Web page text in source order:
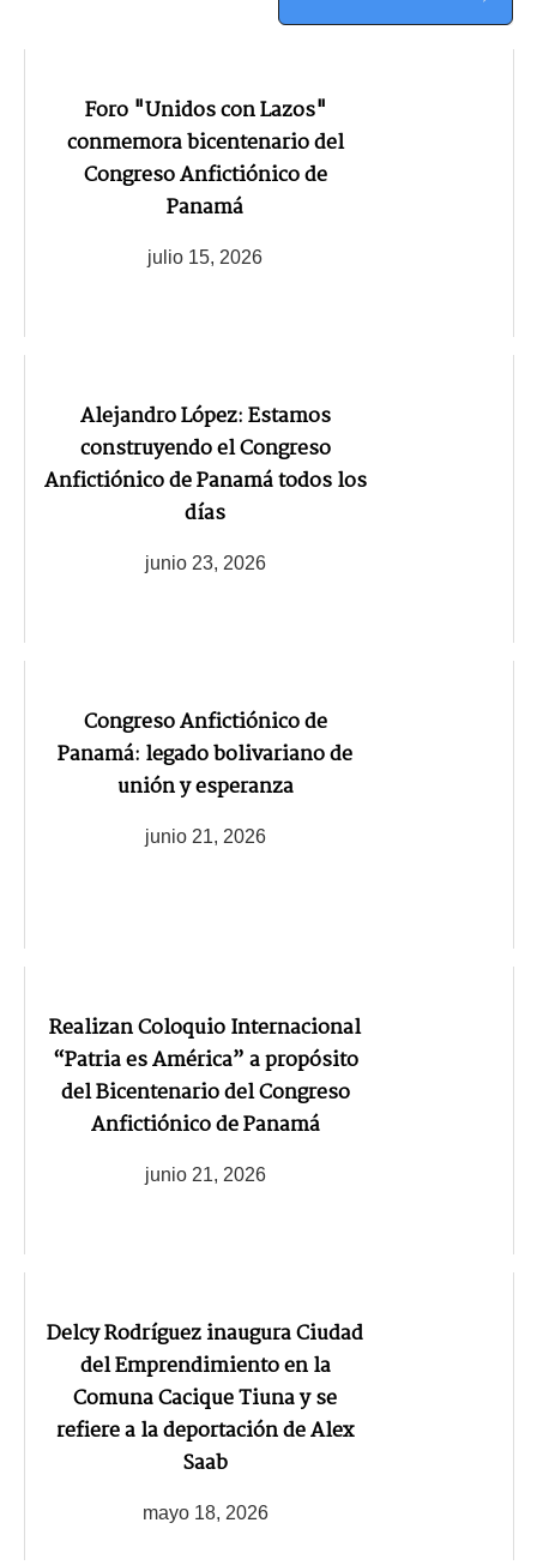
Foro "Unidos con Lazos"
conmemora bicentenario del
Congreso Anfictiónico de
Panamá
julio 15, 2026
Alejandro López: Estamos
construyendo el Congreso
Anfictiónico de Panamá todos los
días
junio 23, 2026
Congreso Anfictiónico de
Panamá: legado bolivariano de
unión y esperanza
junio 21, 2026
Realizan Coloquio Internacional
“Patria es América” a propósito
del Bicentenario del Congreso
Anfictiónico de Panamá
junio 21, 2026
Delcy Rodríguez inaugura Ciudad
del Emprendimiento en la
Comuna Cacique Tiuna y se
refiere a la deportación de Alex
Saab
mayo 18, 2026